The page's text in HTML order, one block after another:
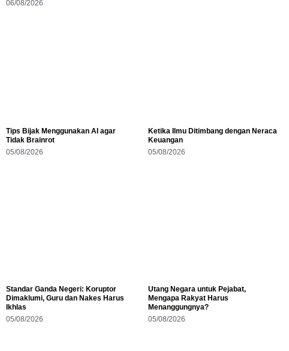
06/08/2026
Tips Bijak Menggunakan AI agar
Tidak Brainrot
05/08/2026
Ketika Ilmu Ditimbang dengan Neraca
Keuangan
05/08/2026
Standar Ganda Negeri: Koruptor
Dimaklumi, Guru dan Nakes Harus
Ikhlas
05/08/2026
Utang Negara untuk Pejabat,
Mengapa Rakyat Harus
Menanggungnya?
05/08/2026